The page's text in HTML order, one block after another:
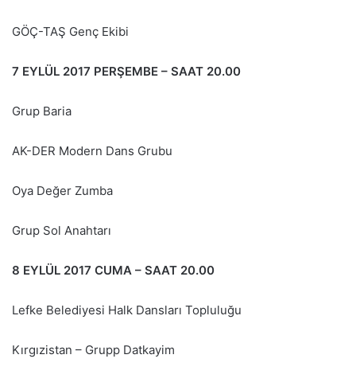
GÖÇ-TAŞ Genç Ekibi
7 EYLÜL 2017 PERŞEMBE – SAAT 20.00
Grup Baria
AK-DER Modern Dans Grubu
Oya Değer Zumba
Grup Sol Anahtarı
8 EYLÜL 2017 CUMA – SAAT 20.00
Lefke Belediyesi Halk Dansları Topluluğu
Kırgızistan – Grupp Datkayim